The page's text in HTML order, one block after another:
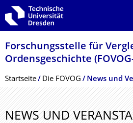
Zur Hauptnavigation springen
Zur Suche springen
Zum Inhalt springen
Forschungsstelle für
Ordensgeschichte
Breadcrumb-Menü
Startseite Die FOVOG News und
NEWS UND